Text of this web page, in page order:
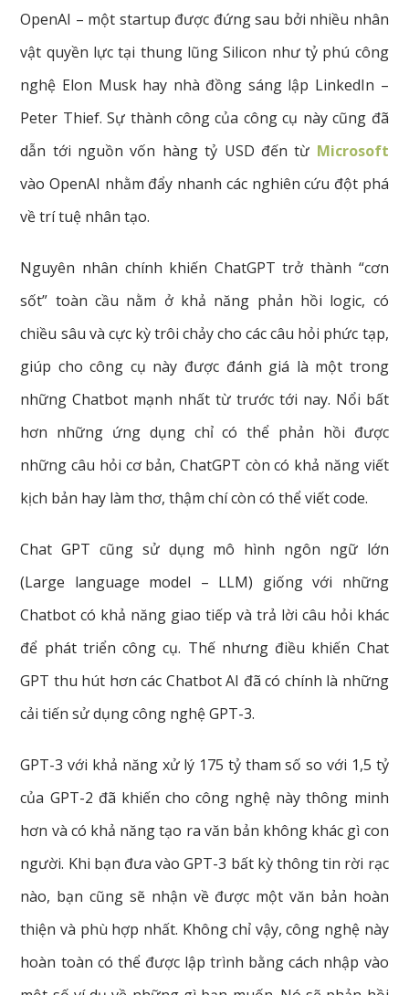
OpenAI – một startup được đứng sau bởi nhiều nhân
vật quyền lực tại thung lũng Silicon như tỷ phú công
nghệ Elon Musk hay nhà đồng sáng lập LinkedIn –
Peter Thief. Sự thành công của công cụ này cũng đã
dẫn tới nguồn vốn hàng tỷ USD đến từ Microsoft
vào OpenAI nhằm đẩy nhanh các nghiên cứu đột phá
về trí tuệ nhân tạo.
Nguyên nhân chính khiến ChatGPT trở thành “cơn
sốt” toàn cầu nằm ở khả năng phản hồi logic, có
chiều sâu và cực kỳ trôi chảy cho các câu hỏi phức tạp,
giúp cho công cụ này được đánh giá là một trong
những Chatbot mạnh nhất từ trước tới nay. Nổi bất
hơn những ứng dụng chỉ có thể phản hồi được
những câu hỏi cơ bản, ChatGPT còn có khả năng viết
kịch bản hay làm thơ, thậm chí còn có thể viết code.
Chat GPT cũng sử dụng mô hình ngôn ngữ lớn
(Large language model – LLM) giống với những
Chatbot có khả năng giao tiếp và trả lời câu hỏi khác
để phát triển công cụ. Thế nhưng điều khiến Chat
GPT thu hút hơn các Chatbot AI đã có chính là những
cải tiến sử dụng công nghệ GPT-3.
GPT-3 với khả năng xử lý 175 tỷ tham số so với 1,5 tỷ
của GPT-2 đã khiến cho công nghệ này thông minh
hơn và có khả năng tạo ra văn bản không khác gì con
người. Khi bạn đưa vào GPT-3 bất kỳ thông tin rời rạc
nào, bạn cũng sẽ nhận về được một văn bản hoàn
thiện và phù hợp nhất. Không chỉ vậy, công nghệ này
hoàn toàn có thể được lập trình bằng cách nhập vào